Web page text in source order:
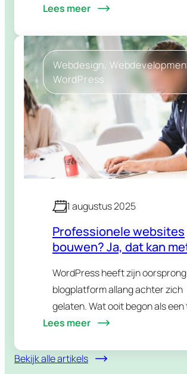
ontdek je wat Peppol is en welke
webshop snel compliant maken.
Lees meer
Webdesign,
WordPress
1 augustus 2025
Professionele websites
bouwen? Ja, dat kan
WordPress heeft zijn
blogplatform allang achter zich
gelaten. Wat ooit begon als een
voor hobbyisten, is uitgegroeid
contentmanagementsysteem
Lees meer
Bekijk alle artikels